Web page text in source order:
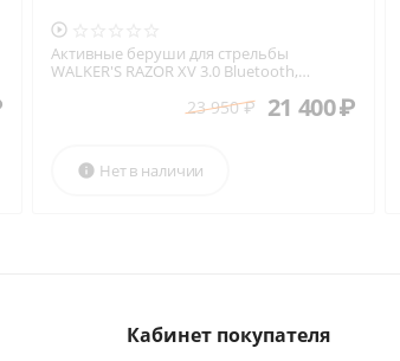

Активные беруши для стрельбы
WALKER'S RAZOR XV 3.0 Bluetooth,
23 950 ₽ 21 400₽
Нет в наличии

Кабинет покупателя